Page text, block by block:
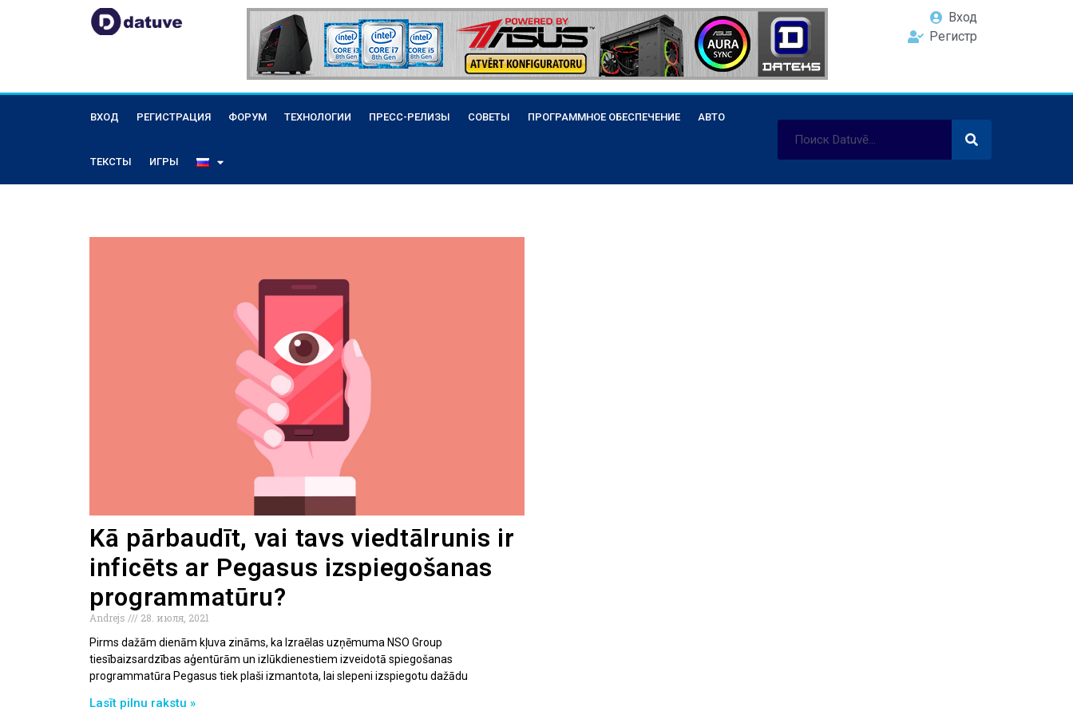
Вход
Регистр
ВХОД РЕГИСТРАЦИЯ ФОРУМ ТЕХНОЛОГИИ ПРЕСС-РЕЛИЗЫ СОВЕТЫ ПРОГРАММНОЕ ОБЕСПЕЧЕНИЕ АВТО
ТЕКСТЫ ИГРЫ
Kā pārbaudīt, vai tavs viedtālrunis ir
inficēts ar Pegasus izspiegošanas
programmatūru?
Andrejs
28. июля, 2021
Pirms dažām dienām kļuva zināms, ka Izraēlas uzņēmuma NSO Group
tiesībaizsardzības aģentūrām un izlūkdienestiem izveidotā spiegošanas
programmatūra Pegasus tiek plaši izmantota, lai slepeni izspiegotu dažādu
Lasīt pilnu rakstu »